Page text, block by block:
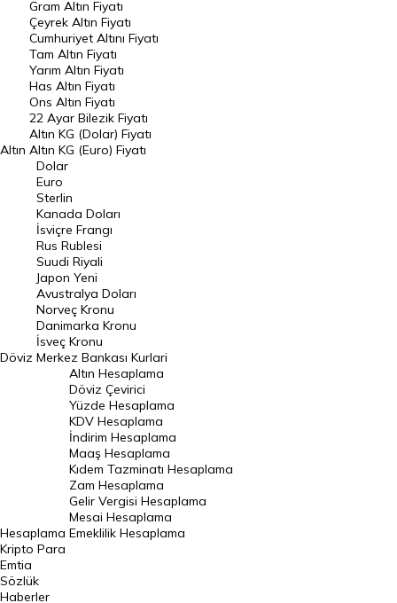
Raporlar
Endeksler
DÖVİZ
Döviz Kuru
Dolar Kuru
Euro Kuru
Pound Kuru
Frank Kuru
Riyal Kuru
Avustralya Doları
Danimarka Kronu Kuru
Kanada Doları Kuru
Norveç Kronu Kuru
İsveç Kronu Kuru
Japon Yeni Kuru
Serbest Piyasa Döviz Kurları
Merkez Bankası Döviz Kurları
Altın Fiyatları
Gram Altın Fiyatı
Çeyrek Altın Fiyatı
Altın
Gram Altın Fiyatı
Çeyrek Altın Fiyatı
Cumhuriyet Altını Fiyatı
Tam Altın Fiyatı
Yarım Altın Fiyatı
Has Altın Fiyatı
Ons Altın Fiyatı
22 Ayar Bilezik Fiyatı
Altın KG (Dolar) Fiyatı
Altın KG (Euro) Fiyatı
Döviz
Dolar
Euro
Sterlin
Kanada Doları
İsviçre Frangı
Rus Rublesi
Suudi Riyali
Japon Yeni
Avustralya Doları
Norveç Kronu
Danimarka Kronu
İsveç Kronu
Merkez Bankası Kurlari
Hesaplama
Altın Hesaplama
Döviz Çevirici
Yüzde Hesaplama
KDV Hesaplama
İndirim Hesaplama
Maaş Hesaplama
Kıdem Tazminatı Hesaplama
Zam Hesaplama
Gelir Vergisi Hesaplama
Mesai Hesaplama
Emeklilik Hesaplama
Kripto Para
Emtia
Sözlük
Haberler